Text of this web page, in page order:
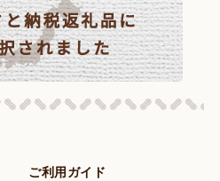
ご利用ガイド